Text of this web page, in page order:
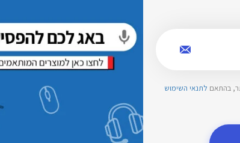
בהתאם לתנאי השימוש